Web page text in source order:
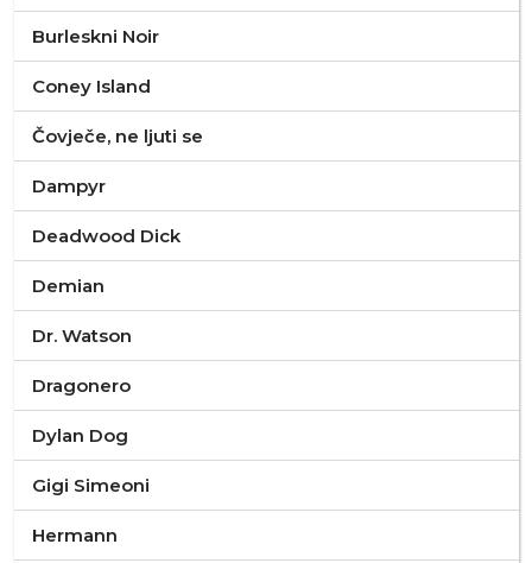
Burleskni Noir
Coney Island
Čovječe, ne ljuti se
Dampyr
Deadwood Dick
Demian
Dr. Watson
Dragonero
Dylan Dog
Gigi Simeoni
Hermann